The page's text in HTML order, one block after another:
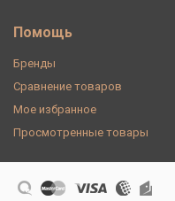
Помощь
Бренды
Сравнение товаров
Мое избранное
Просмотренные товары